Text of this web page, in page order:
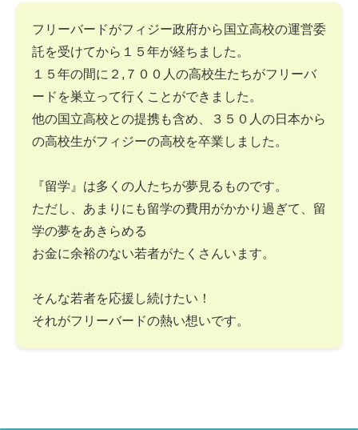
フリーバードがフィジー政府から国立高校の運営委
託を受けてから１５年が経ちました。
１５年の間に２,７００人の高校生たちがフリーバ
ードを巣立って行くことができました。
他の国立高校との提携も含め、３５０人の日本から
の高校生がフィジーの高校を卒業しました。
『留学』は多くの人たちが夢見るものです。
ただし、あまりにも留学の費用がかかり過ぎて、留
学の夢をあきらめる
お金に余裕のない若者がたくさんいます。
そんな若者を応援し続けたい！
それがフリーバードの熱い想いです。